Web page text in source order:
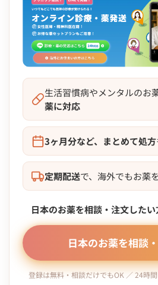
生活習慣病やメンタルのお薬
薬に対応
3ヶ月分など、まとめて処方
定期配送で、海外でもお薬
日本のお薬を相談・注文したい
日本のお薬を相談
登録は無料・相談だけでもOK ／ 24時